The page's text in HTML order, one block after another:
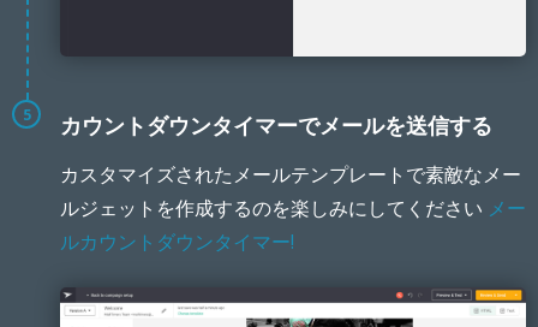
5
カウントダウンタイマーでメールを送信する
カスタマイズされたメールテンプレートで素敵なメー
ルジェットを作成するのを楽しみにしてください メー
ルカウントダウンタイマー!